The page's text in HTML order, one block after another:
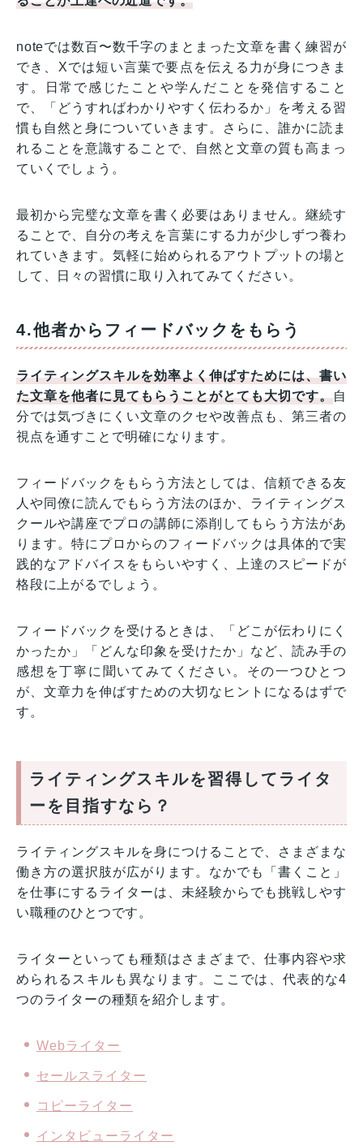
noteでは数百〜数千字のまとまった文章を書く練習が
でき、Xでは短い言葉で要点を伝える力が身につきま
す。日常で感じたことや学んだことを発信すること
で、「どうすればわかりやすく伝わるか」を考える習
慣も自然と身についていきます。さらに、誰かに読ま
れることを意識することで、自然と文章の質も高まっ
ていくでしょう。
最初から完璧な文章を書く必要はありません。継続す
ることで、自分の考えを言葉にする力が少しずつ養わ
れていきます。気軽に始められるアウトプットの場と
して、日々の習慣に取り入れてみてください。
4.他者からフィードバックをもらう
ライティングスキルを効率よく伸ばすためには、書い
た文章を他者に見てもらうことがとても大切です。自
分では気づきにくい文章のクセや改善点も、第三者の
視点を通すことで明確になります。
フィードバックをもらう方法としては、信頼できる友
人や同僚に読んでもらう方法のほか、ライティングス
クールや講座でプロの講師に添削してもらう方法があ
ります。特にプロからのフィードバックは具体的で実
践的なアドバイスをもらいやすく、上達のスピードが
格段に上がるでしょう。
フィードバックを受けるときは、「どこが伝わりにく
かったか」「どんな印象を受けたか」など、読み手の
感想を丁寧に聞いてみてください。その一つひとつ
が、文章力を伸ばすための大切なヒントになるはずで
す。
ライティングスキルを習得してライタ
ーを目指すなら？
ライティングスキルを身につけることで、さまざまな
働き方の選択肢が広がります。なかでも「書くこと」
を仕事にするライターは、未経験からでも挑戦しやす
い職種のひとつです。
ライターといっても種類はさまざまで、仕事内容や求
められるスキルも異なります。ここでは、代表的な4
つのライターの種類を紹介します。
Webライター
セールスライター
コピーライター
インタビューライター